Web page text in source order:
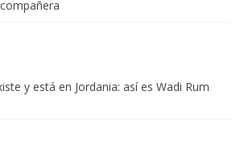
y está en Jordania: así es Wadi Rum